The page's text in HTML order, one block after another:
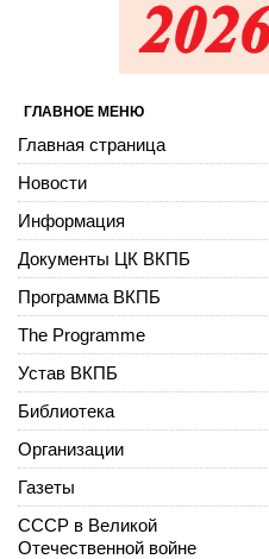
ГЛАВНОЕ МЕНЮ
Главная страница
Новости
Информация
Документы ЦК ВКПБ
Программа ВКПБ
The Programme
Устав ВКПБ
Библиотека
Организации
Газеты
СССР в Великой
Отечественной войне